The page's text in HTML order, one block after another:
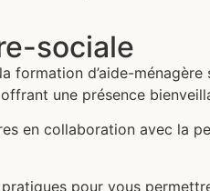
sociale
formation d’aide-
une présence
en collaboration avec la
pour vous